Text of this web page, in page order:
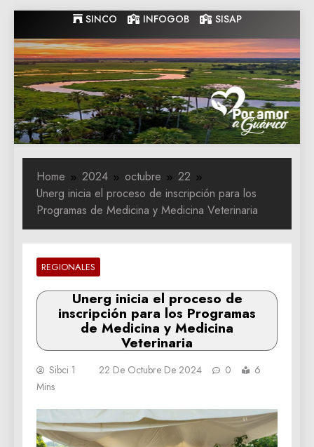
to
content
SINCO INFOGOB SISAP
Gobernacion
de Guarico
Gobernacion de Guarico
Home 2024 octubre
22
Unerg inicia el proceso de inscripción para los
Programas de Medicina y Medicina Veterinaria
REGIONALES
Unerg inicia el proceso de
inscripción para los Programas
de Medicina y Medicina
Veterinaria
Sibci 1 22 De Octubre De 2024 0
6
Mins